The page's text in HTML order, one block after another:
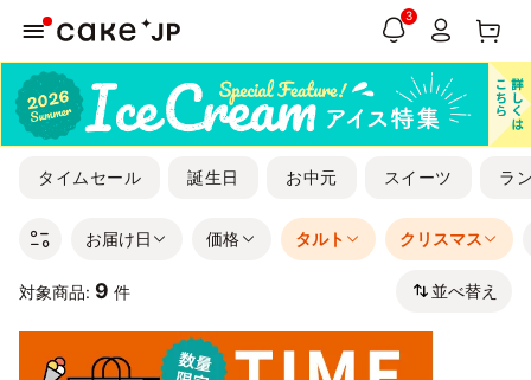
3
タイムセール 誕生日 お中元 スイーツ ラ
お届け日 価格 タルト クリスマス
対象商品: 9 件 並べ替え